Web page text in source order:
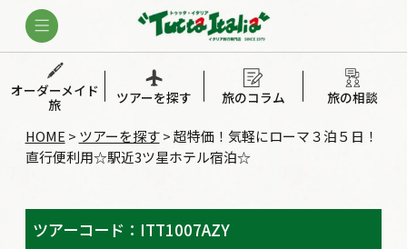
オーダーメイド
旅
ツアーを探す 旅のコラム 旅の相談
HOME > ツアーを探す>超特価！気軽にローマ３泊５日！
直行便利用☆駅近3ツ星ホテル宿泊☆
ツアーコード：ITT1007AZY